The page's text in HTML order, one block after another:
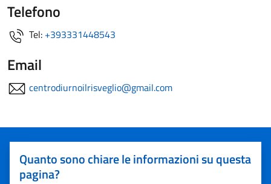
Telefono
Tel: +393331448543
Email
centrodiurnoilrisveglio@gmail.com
Quanto sono chiare le informazioni su questa
pagina?